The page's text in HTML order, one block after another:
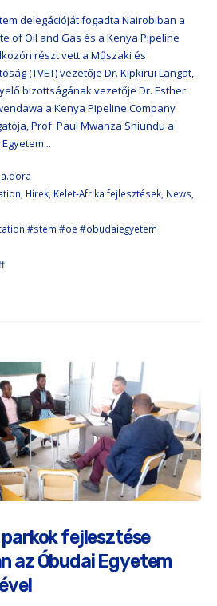
delegációját fogadta Nairobiban a
of Oil and Gas és a Kenya Pipeline
részt vett a Műszaki és
(TVET) vezetője Dr. Kipkirui Langat,
bizottságának vezetője Dr. Esther
a Kenya Pipeline Company
Prof. Paul Mwanza Shiundu a
Hírek, Kelet-Afrika fejlesztések, News
#stem #oe #obudaiegyetem
fejlesztése
az Óbudai Egyetem